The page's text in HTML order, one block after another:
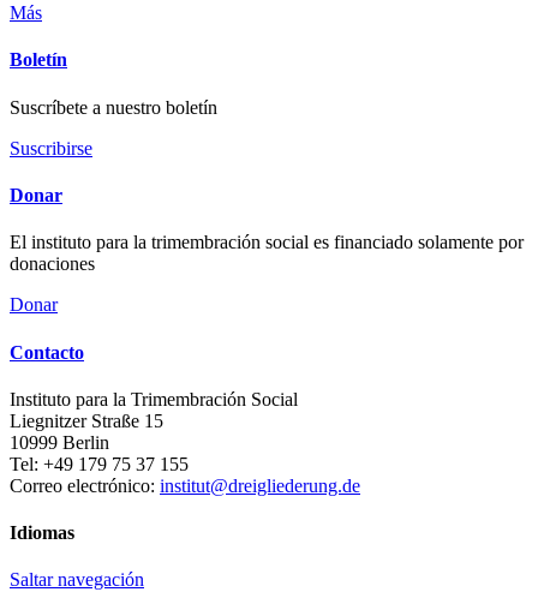
Más
Boletín
Suscríbete a nuestro boletín
Suscribirse
Donar
El instituto para la trimembración social es financiado solamente por
donaciones
Donar
Contacto
Instituto para la Trimembración Social
Liegnitzer Straße 15
10999 Berlin
Tel: +49 179 75 37 155
Correo electrónico: institut@dreigliederung.de
Idiomas
Saltar navegación